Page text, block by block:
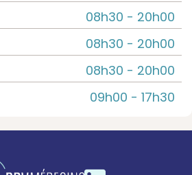
08h30 - 20h00
08h30 - 20h00
08h30 - 20h00
09h00 - 17h30